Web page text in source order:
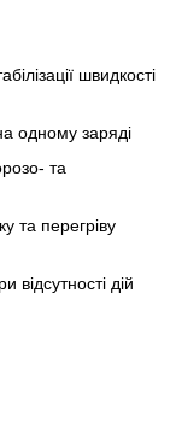
швидкості
одному заряді
та
та перегріву
дій